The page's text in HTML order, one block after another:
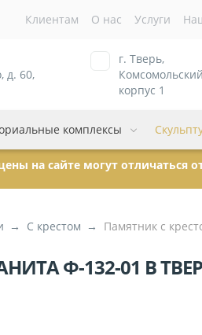
Клиентам О нас Услуги
д. 60,
г. Тверь,
корпус 1
комплексы
на сайте могут
C крестом Памятник с
Ф-132-01 В